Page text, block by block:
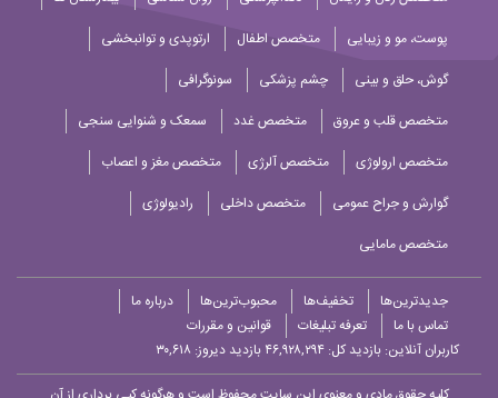
پوست، مو و زیبایی
متخصص اطفال
ارتوپدی و توانبخشی
گوش، حلق و بینی
چشم پزشکی
سونوگرافی
متخصص قلب و عروق
متخصص غدد
سمعک و شنوایی سنجی
متخصص ارولوژی
متخصص آلرژی
متخصص مغز و اعصاب
گوارش و جراح عمومی
متخصص داخلی
رادیولوژی
متخصص مامایی
جدیدترین‌ها تخفیف‌ها محبوب‌ترین‌ها
درباره ما
تماس با ما
تعرفه تبلیغات
قوانین و مقررات
کاربران آنلاین: بازدید کل: ۴۶,۹۲۸,۲۹۴
بازدید دیروز: ۳۰,۶۱۸